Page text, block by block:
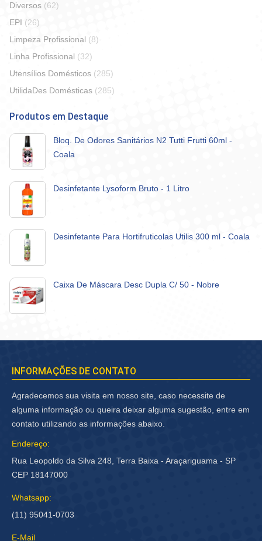
Diversos (62)
EPI (26)
Limpeza Profissional (8)
Linha Profissional (32)
Utensílios Domésticos (285)
UtilidaDes Domésticas (285)
Produtos em Destaque
Bloq. De Odores Sanitários N2 Tutti Frutti 60ml -
Coala
Desinfetante Lysoform Bruto - 1 Litro
Desinfetante Para Hortifruticolas Utilis 300 ml - Coala
Caixa De Máscara Desc Dupla C/ 50 - Nobre
INFORMAÇÕES DE CONTATO
Agradecemos sua visita em nosso site, caso necessite de
alguma informação ou queira deixar alguma sugestão, entre em
contato utilizando as informações abaixo.
Endereço:
Rua Leopoldo da Silva 248, Terra Baixa - Araçariguama - SP
CEP 18147000
Whatsapp:
(11) 95041-0703
E-Mail